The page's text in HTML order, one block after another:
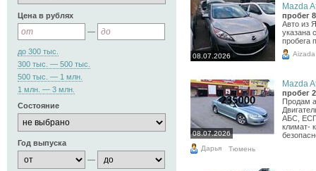
Цена в рублях
—
до 300 тыс.
300 тыс. — 500 тыс.
500 тыс. — 1 млн.
1 млн. — 3 млн.
Состояние
Год выпуска
—
08.07.2026
Mazda
пробег
Авто из
указана
пробега
Aizada
08.07.2026
Mazda
пробег
Продам
АБС, ЕСП,
климат-
Дарья Тюмень